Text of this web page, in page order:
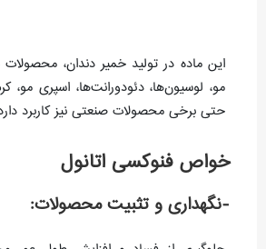
این ماده در تولید خمیر دندان،
مو، لوسیون‌ها، دئودورانت‌ها، اسپری
حتی برخی محصولات صنعتی نیز کاربرد
خواص فنوکسی اتانول
-نگهداری و تثبیت محصولات: